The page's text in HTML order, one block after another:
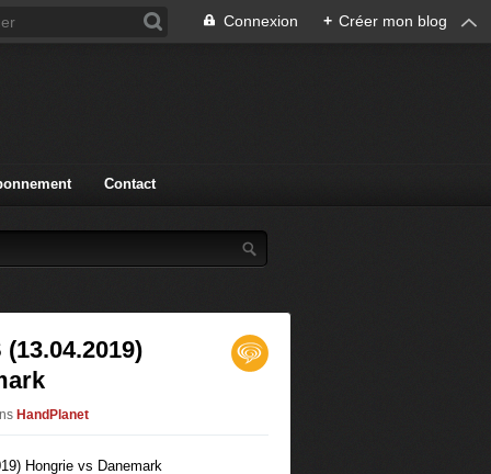
Connexion + Créer mon blog
Contact
HandPlanet